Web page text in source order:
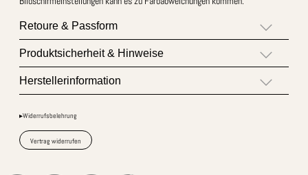
Retoure & Passform
Produktsicherheit & Hinweise
Herstellerinformation
▸Widerrufsbelehrung
Vertrag widerrufen